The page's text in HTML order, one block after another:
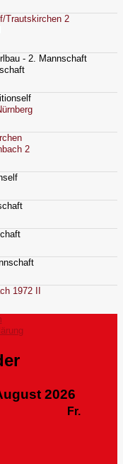
Trautskirchen 2
- 2. Mannschaft
2
1972 II
2026
Fr.